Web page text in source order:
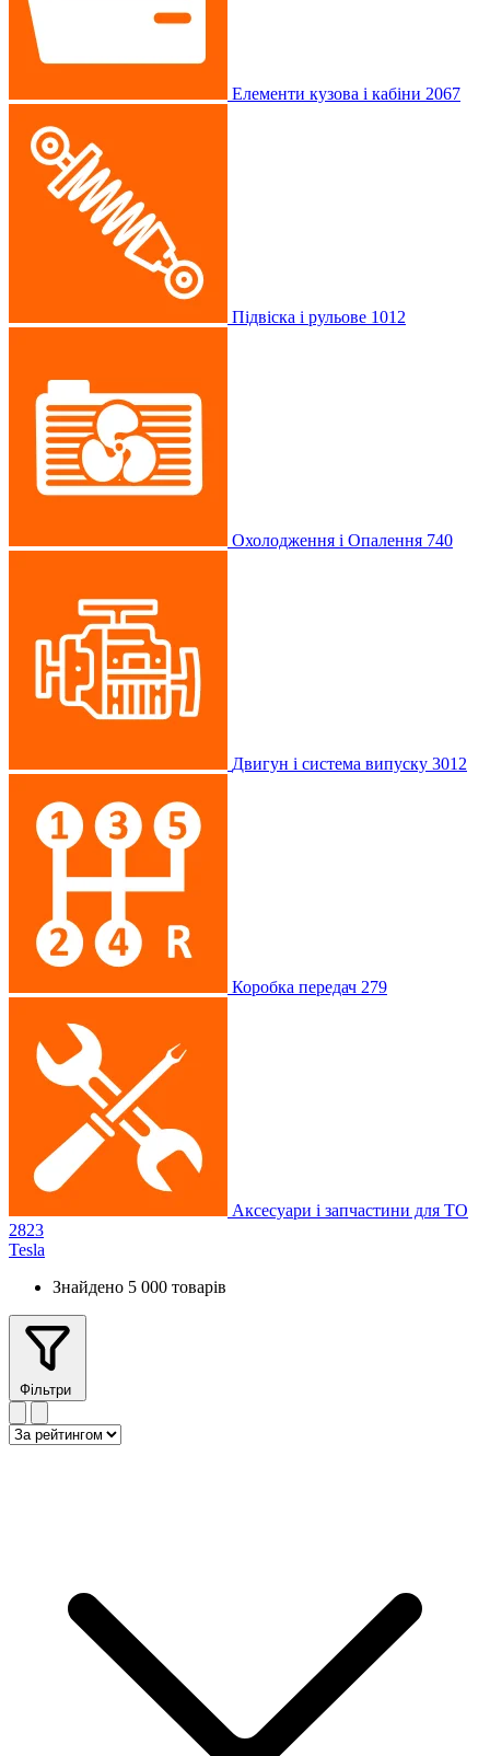
Елементи кузова і кабіни 2067
Підвіска і рульове 1012
Охолодження і Опалення 740
Двигун і система випуску 3012
Коробка передач 279
Аксесуари і запчастини для ТО
2823
Tesla
Знайдено 5 000 товарів
Фільтри